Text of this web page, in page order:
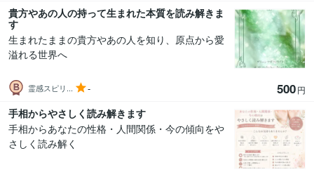
貴方やあの人の持って生まれた本質を読み解きま
す
生まれたままの貴方やあの人を知り、原点から愛
溢れる世界へ
霊感スピリ... - 500円
手相からやさしく読み解きます
手相からあなたの性格・人間関係・今の傾向をや
さしく読み解く